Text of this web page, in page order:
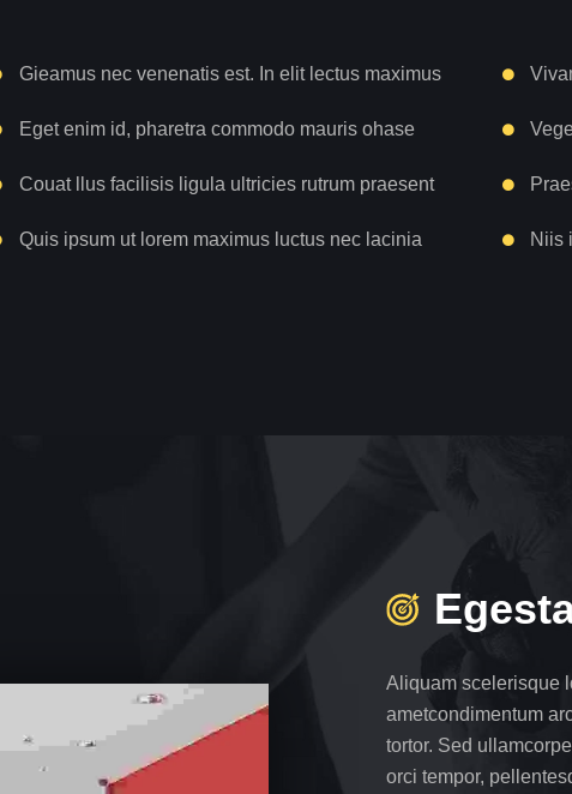
Gieamus nec venenatis est. In elit lectus maximus
Eget enim id, pharetra commodo mauris ohase
Couat llus facilisis ligula ultricies rutrum praesent
Quis ipsum ut lorem maximus luctus nec lacinia Niis
Aliquam scelerisque
ametcondimentum
tortor. Sed
orci tempor,